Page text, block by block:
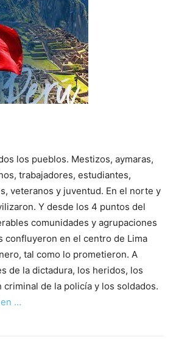
los pueblos. Mestizos, aymaras,
trabajadores, estudiantes,
veteranos y juventud. En el norte y
Y desde los 4 puntos del
comunidades y agrupaciones
confluyeron en el centro de Lima
tal como lo prometieron. A
de la dictadura, los heridos, los
de la policía y los soldados.
…